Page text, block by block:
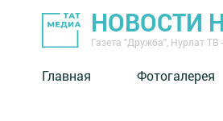
НОВОСТИ
Газета "Дружба", Нурлат ТВ
Главная Фотогалерея